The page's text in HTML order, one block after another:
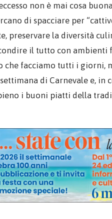
non è mai cosa
di spacciare per
preservare la diversità
il tutto con ambienti
che facciamo tutti i giorni,
di Carnevale e, in
i buoni piatti della